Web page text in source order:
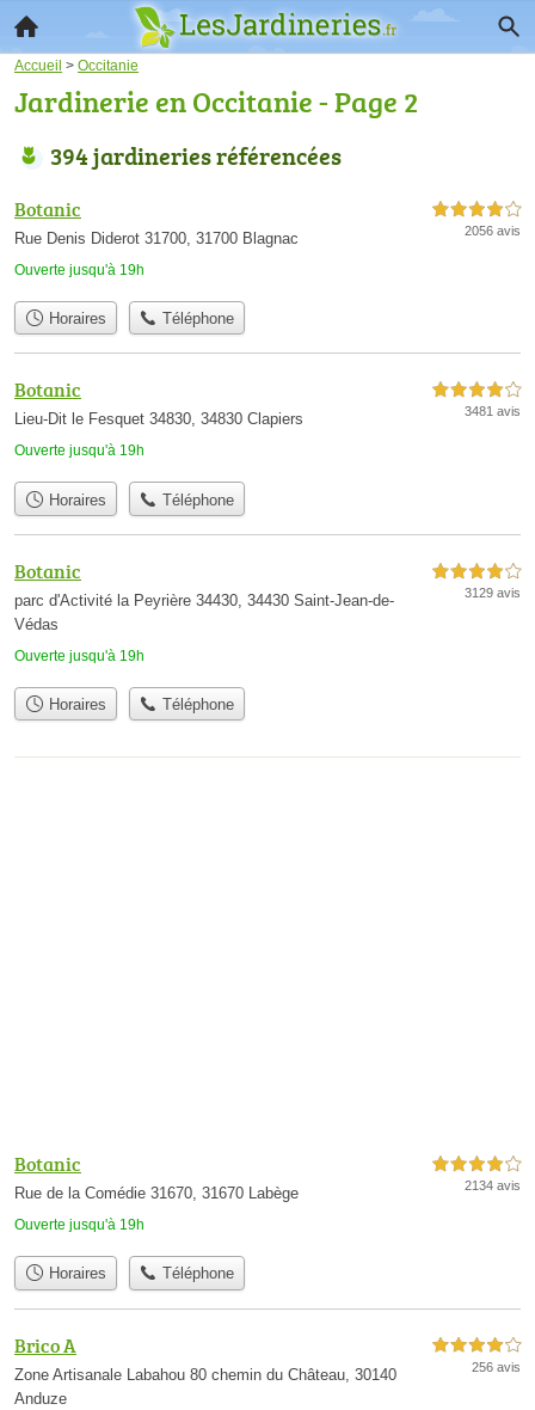
Accueil > Occitanie
Jardinerie en Occitanie - Page 2
394 jardineries référencées
Botanic
Rue Denis Diderot 31700, 31700 Blagnac
Ouverte jusqu'à 19h
4,0 étoiles sur 5
2056 avis
Horaires Téléphone
Botanic
Lieu-Dit le Fesquet 34830, 34830 Clapiers
Ouverte jusqu'à 19h
4,0 étoiles sur 5
3481 avis
Horaires Téléphone
Botanic
parc d'Activité la Peyrière 34430, 34430 Saint-Jean-de-
Védas
Ouverte jusqu'à 19h
4,0 étoiles sur 5
3129 avis
Horaires Téléphone
Botanic
Rue de la Comédie 31670, 31670 Labège
Ouverte jusqu'à 19h
4,0 étoiles sur 5
2134 avis
Horaires Téléphone
Brico A
Zone Artisanale Labahou 80 chemin du Château, 30140
Anduze
4,0 étoiles sur 5
256 avis